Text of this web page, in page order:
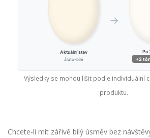
Aktuální stav
Žluto-bílé
→
Po
+2
Výsledky se mohou lišit podle individuální
produktu.
Chcete-li mít zářivě bílý úsměv bez